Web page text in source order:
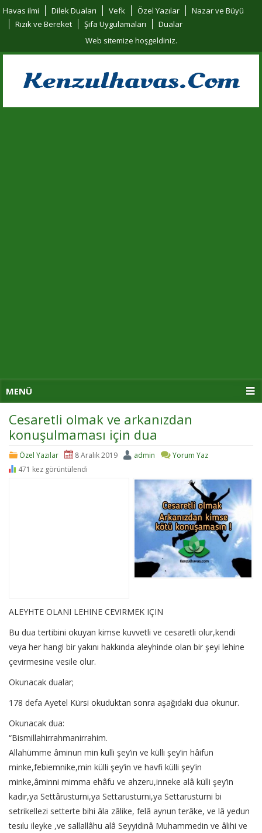
Havas ilmi Dilek Duaları Vefk Özel Yazılar
Nazar ve Büyü
Rızık ve Bereket
Şifa Uygulamaları
Dualar
Web sitemize hoşgeldiniz.
MENÜ
Cesaretli olmak ve arkanızdan
konuşulmaması için dua
Özel Yazılar 8 Aralık 2019 admin
Yorum Yaz
471 kez görüntülendi
ALEYHTE OLANI LEHINE CEVIRMEK IÇIN
Bu dua tertibini okuyan kimse kuvvetli ve cesaretli olur,kendi
veya her hangi bir yakını hakkında aleyhinde olan bir şeyi lehine
çevirmesine vesile olur.
Okunacak dualar;
178 defa Ayetel Kürsi okuduktan sonra aşağıdaki dua okunur.
Okunacak dua:
“Bismillahirrahmanirrahim.
Allahümme âminun min kulli şey’in ve külli şey’in hâifun
minke,febiemnike,min külli şey’in ve havfi külli şey’in
minke,âminni mimma ehâfu ve ahzeru,inneke alâ külli şey’in
kadir,ya Settârusturni,ya Settarusturni,ya Settarusturni bi
setrikellezi setterte bihi âla zâlike, felâ aynun terâke, ve lâ yedun
tesılu ileyke ,ve sallallâhu alâ Seyyidinâ Muhammedin ve âlihi ve